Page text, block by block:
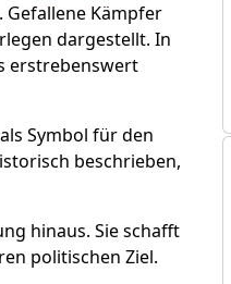
Kämpfer
dargestellt. In
erstrebenswert
Symbol für den
beschrieben,
hinaus. Sie schafft
politischen Ziel.